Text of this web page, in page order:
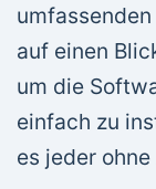
auf einen
um die
einfach zu
es jeder